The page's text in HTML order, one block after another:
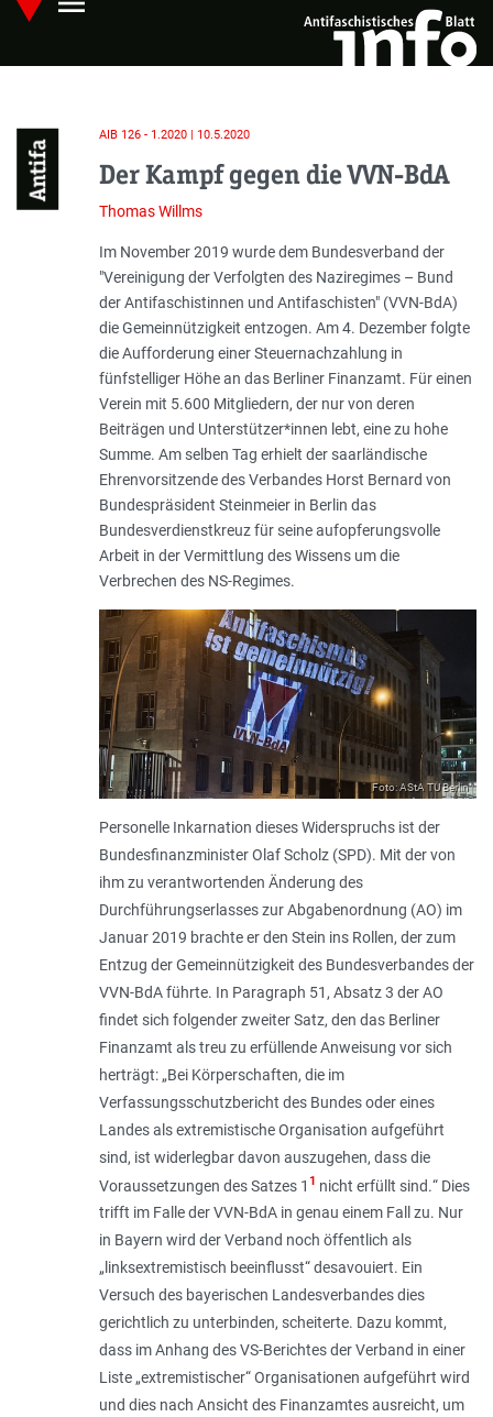
Skip
main
Hauptmenü öffnen
Antifa
AIB 126 - 1.2020 | 10.5.2020
Der Kampf gegen die VVN-BdA
Thomas Willms
Einleitung
Im November 2019 wurde dem Bundesverband der
"Vereinigung der Verfolgten des Naziregimes – Bund
der Antifaschistinnen und Antifaschisten" (VVN-BdA)
die Gemeinnützigkeit entzogen. Am 4. Dezember folgte
die Aufforderung einer Steuernachzahlung in
fünfstelliger Höhe an das Berliner Fi­n­anzamt. Für einen
Verein mit 5.600 Mitgliedern, der nur von deren
Beiträgen und Unterstützer*innen lebt, eine zu hohe
Summe. Am selben Tag erhielt der saarländische
Ehrenvorsitzende des Verbandes Horst Bernard von
Bundespräsident Steinmeier in Berlin das
Bundesverdienstkreuz für seine aufopferungsvolle
Arbeit in der Vermittlung des Wissens um die
Verbrechen des NS-Regimes.
Foto: AStA TU Berlin
Personelle Inkarnation dieses Widerspruchs ist der
Bundesfinanzminister Olaf Scholz (SPD). Mit der von
ihm zu verantwortenden Änderung des
Durchführungserlasses zur Abgabenordnung (AO) im
Januar 2019 brachte er den Stein ins Rollen, der zum
Entzug der Gemeinnützigkeit des Bundesverbandes der
VVN-BdA führte. In Paragraph 51, Absatz 3 der AO
findet sich folgender zweiter Satz, den das Berliner
Finanzamt als treu zu erfüllende Anweisung vor sich
herträgt: „Bei Körperschaften, die im
Verfassungsschutzbericht des Bundes oder eines
Landes als extremistische Organisation aufgeführt
sind, ist widerlegbar davon auszugehen, dass die
Voraussetzungen des Satzes 1 1 nicht erfüllt sind.“ Dies
trifft im Falle der VVN-BdA in genau einem Fall zu. Nur
in Bayern wird der Verband noch öffentlich als
„linksextremistisch beeinflusst“ desavouiert. Ein
Versuch des bayerischen Landesverbandes dies
gerichtlich zu unterbinden, scheiterte. Dazu kommt,
dass im Anhang des VS-Berichtes der Verband in einer
Liste „extremistischer“ Organisationen aufgeführt wird
und dies nach Ansicht des Finanzamtes ausreicht, um